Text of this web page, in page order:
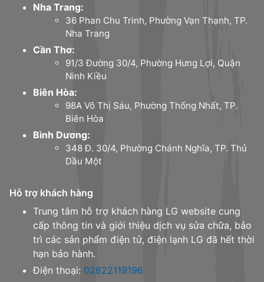
Nha Trang:
36 Phan Chu Trinh, Phường Vạn Thạnh, TP.
Nha Trang
Cần Thơ:
91/3 Đường 30/4, Phường Hưng Lợi, Quận
Ninh Kiều
Biên Hòa:
98A Võ Thị Sáu, Phường Thống Nhất, TP.
Biên Hòa
Bình Dương:
348 Đ. 30/4, Phường Chánh Nghĩa, TP. Thủ
Dầu Một
Hỗ trợ khách hàng
Trung tâm hỗ trợ khách hàng LG website cung
cấp thông tin và giới thiệu dịch vụ sửa chữa, bảo
trì các sản phẩm điện tử, điện lạnh LG đã hết thời
hạn bảo hành.
Điện thoại: 02822119196